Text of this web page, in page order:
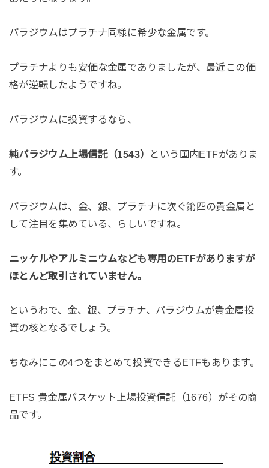
パラジウムはプラチナ同様に希少な金属です。
プラチナよりも安価な金属でありましたが、最近この価
格が逆転したようですね。
パラジウムに投資するなら、
純パラジウム上場信託（1543）
という国内ETFがありま
す。
パラジウムは、金、銀、プラチナに次ぐ第四の貴金属と
して注目を集めている、らしいですね。
ニッケルやアルミニウムなども専用のETFがありますが
ほとんど取引されていません。
というわで、金、銀、プラチナ、パラジウムが貴金属投
資の核となるでしょう。
ちなみにこの4つをまとめて投資できるETFもあります。
ETFS 貴金属バスケット上場投資信託（1676）がその商
品です。